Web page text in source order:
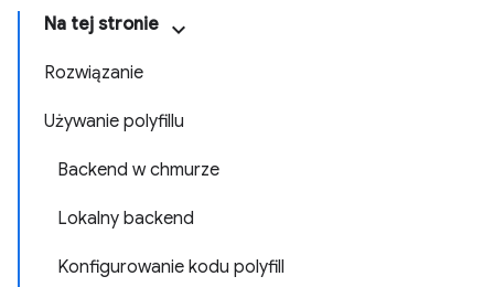
Na tej stronie
Rozwiązanie
Używanie polyfillu
Backend w chmurze
Lokalny backend
Konfigurowanie kodu polyfill